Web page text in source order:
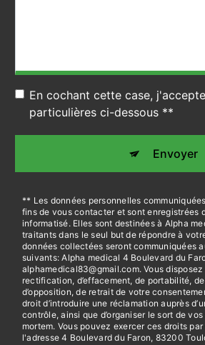
En cochant cette case,
particulières ci-dessous **
Envoyer
** Les données personnelles
fins de vous contacter et sont enregistrées
informatisé. Elles sont destinées à Alpha
traitants dans le seul but de répondre à
données collectées seront communiquées
suivants: Alpha medical 4 Boulevard du
alphamedical83@gmail.com. Vous disposez
rectification, d’effacement, de portabilité,
d’opposition, de retrait de votre
droit d’introduire une réclamation auprès
contrôle, ainsi que d’organiser le sort de
mortem. Vous pouvez exercer ces droits
l'adresse 4 Boulevard du Faron, 83200